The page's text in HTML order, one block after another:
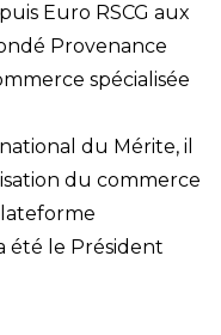
Euro RSCG aux
Provenance
spécialisée
du Mérite, il
du commerce
été le Président